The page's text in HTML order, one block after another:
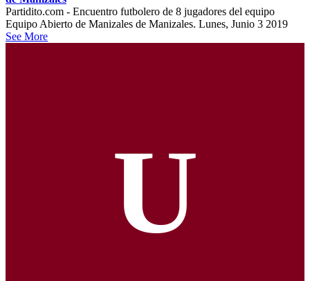
Partidito.com - Encuentro futbolero de 8 jugadores del equipo
Equipo Abierto de Manizales de Manizales. Lunes, Junio 3 2019
See More
U